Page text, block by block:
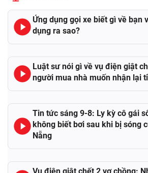
Ứng dụng gọi xe biết gì về bạn
dụng ra sao?
Luật sư nói gì về vụ điện giật
người mua nhà muốn nhận lại
Tin tức sáng 9-8: Ly kỳ cô gái
không biết bơi sau khi bị sóng
Nẵng